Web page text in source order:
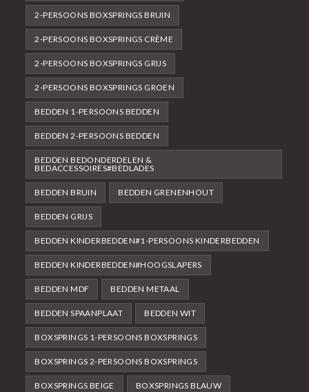
2-PERSOONS BOXSPRINGS BRUIN
2-PERSOONS BOXSPRINGS CRÈME
2-PERSOONS BOXSPRINGS GRIJS
2-PERSOONS BOXSPRINGS GROEN
BEDDEN 1-PERSOONS BEDDEN
BEDDEN 2-PERSOONS BEDDEN
BEDDEN BEDONDERDELEN &
BEDACCESSOIRES#BEDLADES
BEDDEN BRUIN BEDDEN GRENENHOUT
BEDDEN GRIJS
BEDDEN KINDERBEDDEN#1-PERSOONS KINDERBEDDEN
BEDDEN KINDERBEDDEN#HOOGSLAPERS
BEDDEN MDF BEDDEN METAAL
BEDDEN SPAANPLAAT BEDDEN WIT
BOXSPRINGS 1-PERSOONS BOXSPRINGS
BOXSPRINGS 2-PERSOONS BOXSPRINGS
BOXSPRINGS BEIGE BOXSPRINGS BLAUW